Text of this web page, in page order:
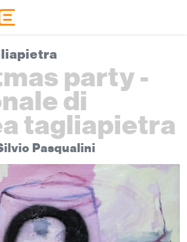
party -
di
tagliapietra
Pasqualini